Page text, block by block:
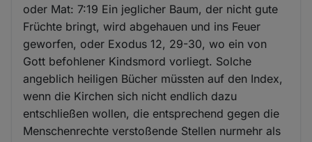
oder Mat: 7:19 Ein jeglicher Baum, der nicht gute
Früchte bringt, wird abgehauen und ins Feuer
geworfen, oder Exodus 12, 29-30, wo ein von
Gott befohlener Kindsmord vorliegt. Solche
angeblich heiligen Bücher müssten auf den Index,
wenn die Kirchen sich nicht endlich dazu
entschließen wollen, die entsprechend gegen die
Menschenrechte verstoßende Stellen nurmehr als